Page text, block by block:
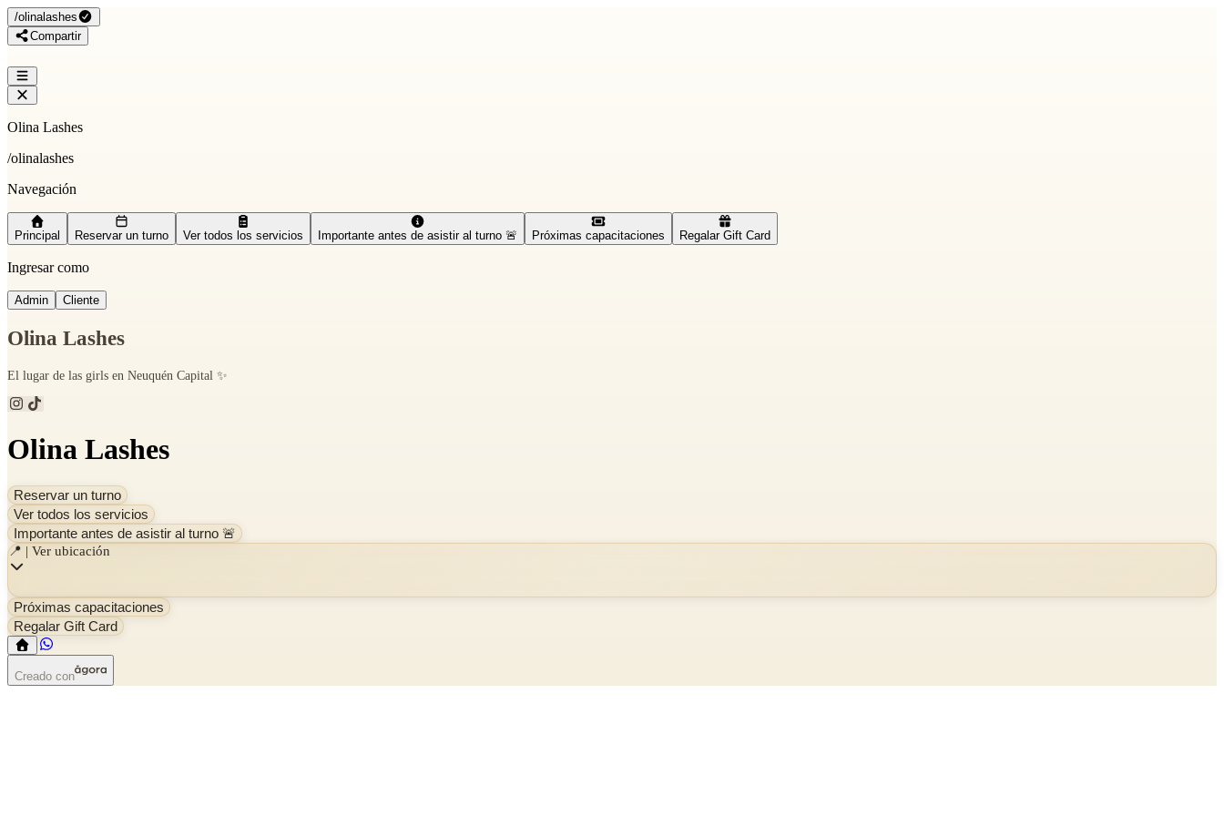
/olinalashes
Compartir
Olina Lashes
/olinalashes
Navegación
Principal Reservar un turno Ver todos los servicios Importante antes de asistir al turno 🚨 Próximas capacitaciones Regalar Gift Card
Ingresar como
Admin Cliente
Olina Lashes
El lugar de las girls en Neuquén Capital ✨
Olina Lashes
Reservar un turno
Ver todos los servicios
Importante antes de asistir al turno 🚨
📍 | Ver ubicación
Próximas capacitaciones
Regalar Gift Card
Creado con